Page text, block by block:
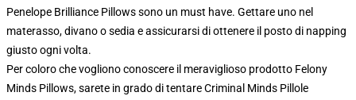
Penelope Brilliance Pillows sono un must have. Gettare uno nel
materasso, divano o sedia e assicurarsi di ottenere il posto di napping
giusto ogni volta.
Per coloro che vogliono conoscere il meraviglioso prodotto Felony
Minds Pillows, sarete in grado di tentareCriminal Minds Pillole